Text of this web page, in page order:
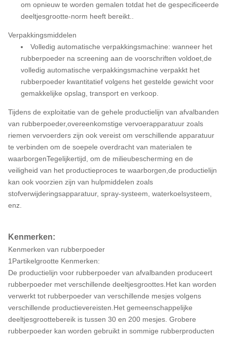
om opnieuw te worden gemalen totdat het de gespecificeerde
deeltjesgrootte-norm heeft bereikt..
Verpakkingsmiddelen
Volledig automatische verpakkingsmachine: wanneer het
rubberpoeder na screening aan de voorschriften voldoet,de
volledig automatische verpakkingsmachine verpakkt het
rubberpoeder kwantitatief volgens het gestelde gewicht voor
gemakkelijke opslag, transport en verkoop.
Tijdens de exploitatie van de gehele productielijn van afvalbanden
van rubberpoeder,overeenkomstige vervoerapparatuur zoals
riemen vervoerders zijn ook vereist om verschillende apparatuur
te verbinden om de soepele overdracht van materialen te
waarborgenTegelijkertijd, om de milieubescherming en de
veiligheid van het productieproces te waarborgen,de productielijn
kan ook voorzien zijn van hulpmiddelen zoals
stofverwijderingsapparatuur, spray-systeem, waterkoelsysteem,
enz.
Kenmerken:
Kenmerken van rubberpoeder
1Partikelgrootte Kenmerken:
De productielijn voor rubberpoeder van afvalbanden produceert
rubberpoeder met verschillende deeltjesgroottes.Het kan worden
verwerkt tot rubberpoeder van verschillende mesjes volgens
verschillende productievereisten.Het gemeenschappelijke
deeltjesgroottebereik is tussen 30 en 200 mesjes. Grobere
rubberpoeder kan worden gebruikt in sommige rubberproducten